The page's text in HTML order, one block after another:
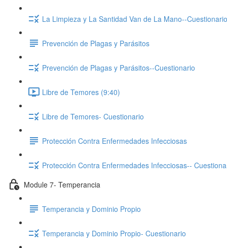
La Limpieza y La Santidad Van de La Mano--Cuestionario
Prevención de Plagas y Parásitos
Prevención de Plagas y Parásitos--Cuestionario
Libre de Temores (9:40)
Libre de Temores- Cuestionario
Protección Contra Enfermedades Infecciosas
Protección Contra Enfermedades Infecciosas--
Module 7- Temperancia
Temperancia y Dominio Propio
Temperancia y Dominio Propio- Cuestionario